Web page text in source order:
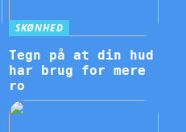
SKØNHED
Tegn på at din hud
har brug for mere
ro